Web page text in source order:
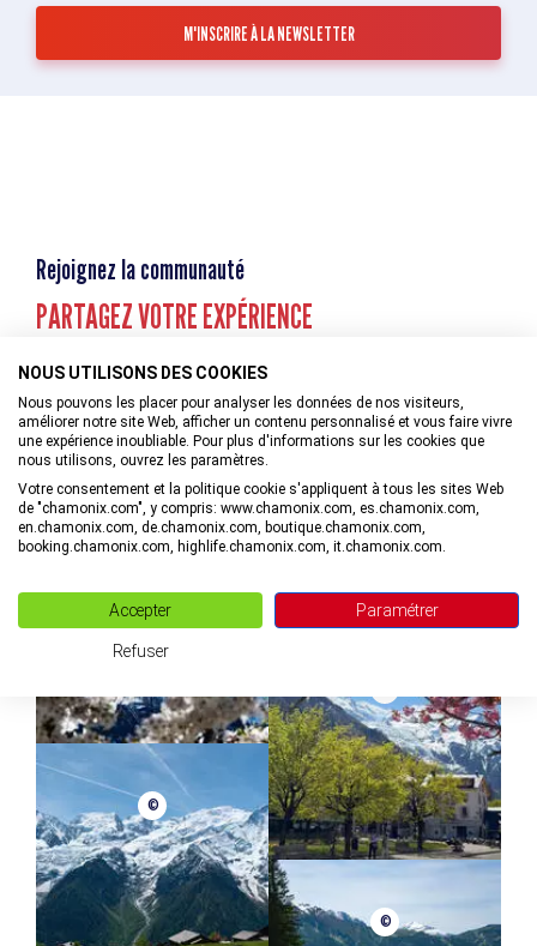
Rejoignez la communauté
PARTAGEZ VOTRE EXPÉRIENCE
©
©
NOUS UTILISONS DES COOKIES
Nous pouvons les placer pour analyser les données de nos visiteurs,
améliorer notre site Web, afficher un contenu personnalisé et vous faire vivre
une expérience inoubliable. Pour plus d'informations sur les cookies que
nous utilisons, ouvrez les paramètres.
Votre consentement et la politique cookie s'appliquent à tous les sites Web
de "chamonix.com", y compris: www.chamonix.com, es.chamonix.com,
en.chamonix.com, de.chamonix.com, boutique.chamonix.com,
booking.chamonix.com, highlife.chamonix.com, it.chamonix.com.
Accepter Paramétrer
Refuser